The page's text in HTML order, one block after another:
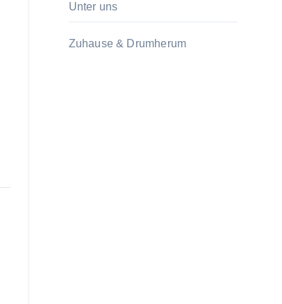
Unter uns
Zuhause & Drumherum